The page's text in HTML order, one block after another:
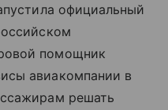
официальный
помощник
авиакомпании в
решать